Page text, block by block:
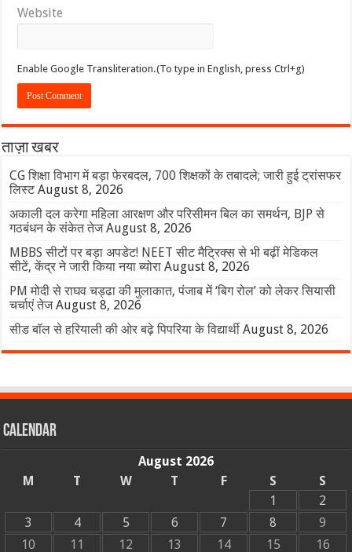
Website
Enable Google Transliteration.(To type in English, press Ctrl+g)
ताज़ा खबर
CG शिक्षा विभाग में बड़ा फेरबदल, 700 शिक्षकों के तबादले; जारी हुई ट्रांसफर
लिस्ट August 8, 2026
अकाली दल करेगा महिला आरक्षण और परिसीमन बिल का समर्थन, BJP से
गठबंधन के संकेत तेज August 8, 2026
MBBS सीटों पर बड़ा अपडेट! NEET सीट मैट्रिक्स से भी बढ़ीं मेडिकल
सीटें, केंद्र ने जारी किया नया ब्योरा August 8, 2026
PM मोदी से राघव चड्ढा की मुलाकात, पंजाब में ‘बिग रोल’ को लेकर सियासी
चर्चाएं तेज August 8, 2026
सीड बॉल से हरियाली की ओर बढ़े पिपरिया के विद्यार्थी August 8, 2026
Calendar
August 2026
M
T W T F S
S
1
2
3
4 5 6 7 8
9
10
11 12 13 14 15 16